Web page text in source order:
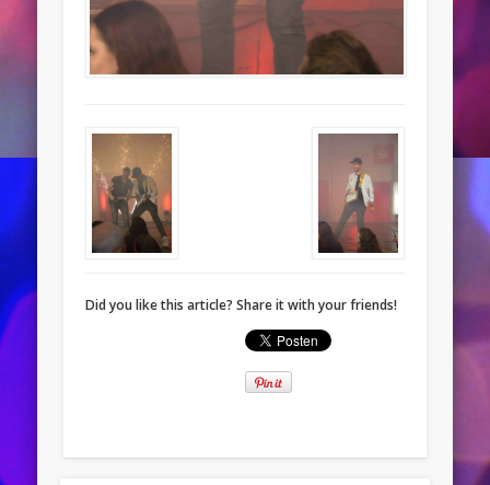
Did you like this article? Share it with your friends!